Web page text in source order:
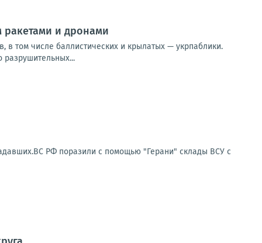
и дронами
в том числе баллистических и крылатых — укрпаблики.
разрушительных...
РФ поразили с помощью "Герани" склады ВСУ с